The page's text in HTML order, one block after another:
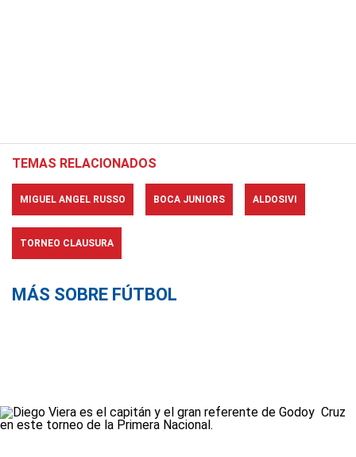
TEMAS RELACIONADOS
MIGUEL ANGEL RUSSO BOCA JUNIORS ALDOSIVI
TORNEO CLAUSURA
MÁS SOBRE FÚTBOL